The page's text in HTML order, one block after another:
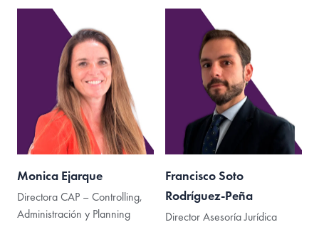
Monica Ejarque
Directora CAP – Controlling,
Administración y Planning
Francisco Soto
Rodríguez-Peña
Director Asesoría Jurídica